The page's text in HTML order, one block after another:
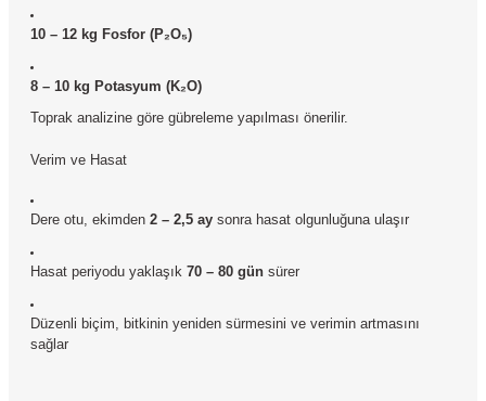
10 – 12 kg Fosfor (P₂O₅)
8 – 10 kg Potasyum (K₂O)
Toprak analizine göre gübreleme yapılması önerilir.
Verim ve Hasat
Dere otu, ekimden 2 – 2,5 ay sonra hasat olgunluğuna ulaşır
Hasat periyodu yaklaşık 70 – 80 gün sürer
Düzenli biçim, bitkinin yeniden sürmesini ve verimin artmasını
sağlar